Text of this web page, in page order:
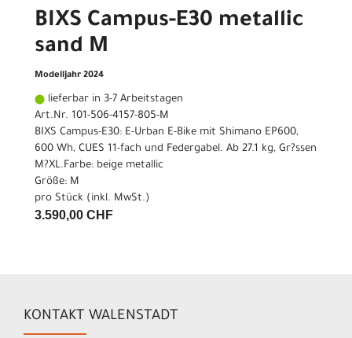
BIXS Campus-E30 metallic
sand M
Modelljahr 2024
lieferbar in 3-7 Arbeitstagen
Art.Nr. 101-506-4157-805-M
BIXS Campus-E30: E-Urban E-Bike mit Shimano EP600,
600 Wh, CUES 11-fach und Federgabel. Ab 27.1 kg, Gr?ssen
M?XL.Farbe: beige metallic
Größe: M
pro Stück (inkl. MwSt.)
3.590,00 CHF
KONTAKT WALENSTADT